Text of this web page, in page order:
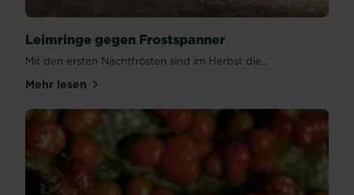
Leimringe gegen Frostspanner
Mit den ersten Nachtfrösten sind im Herbst die...
Mehr lesenüber Leimringe gegen Frostspanner